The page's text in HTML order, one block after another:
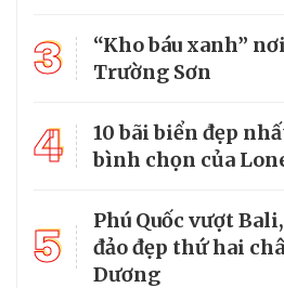
3
“Kho báu xanh”
Trường Sơn
4
10 bãi biển đẹp
bình chọn của
5
Phú Quốc vượt
đảo đẹp thứ hai
Dương